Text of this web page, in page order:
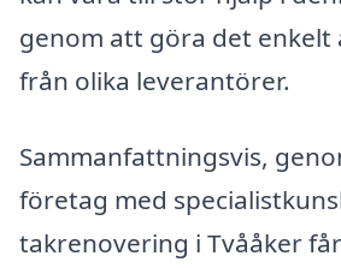
genom att göra det
från olika leverantörer.
Sammanfattningsvis,
företag med
takrenovering i Tvååker